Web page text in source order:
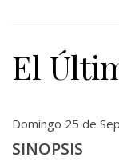
El
Domingo 25 de
SINOPSIS